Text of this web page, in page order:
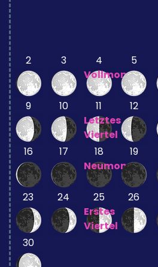
2 3
4
Vollmond
5
9 10
11
Letztes
Viertel
12
16 17
18
Neumond
19
23 24
25
Erstes
Viertel
26
30